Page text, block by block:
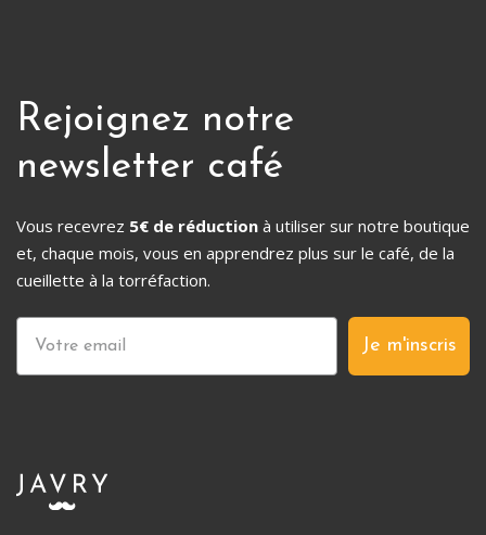
Rejoignez notre
newsletter café
Vous recevrez 5€ de réduction à utiliser sur notre boutique
et, chaque mois, vous en apprendrez plus sur le café, de la
cueillette à la torréfaction.
Je m'inscris